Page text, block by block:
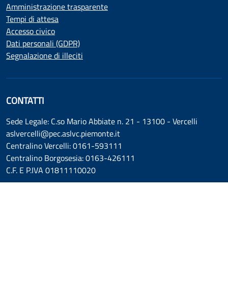
Amministrazione trasparente
Tempi di attesa
Accesso civico
Dati personali (GDPR)
Segnalazione di illeciti
CONTATTI
Sede Legale: C.so Mario Abbiate n. 21 - 13100 - Vercelli
aslvercelli@pec.aslvc.piemonte.it
Centralino Vercelli: 0161-593111
Centralino Borgosesia: 0163-426111
C.F. E P.IVA 01811110020